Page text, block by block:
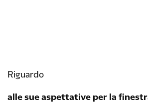
Riguardo
alle sue aspettative per la